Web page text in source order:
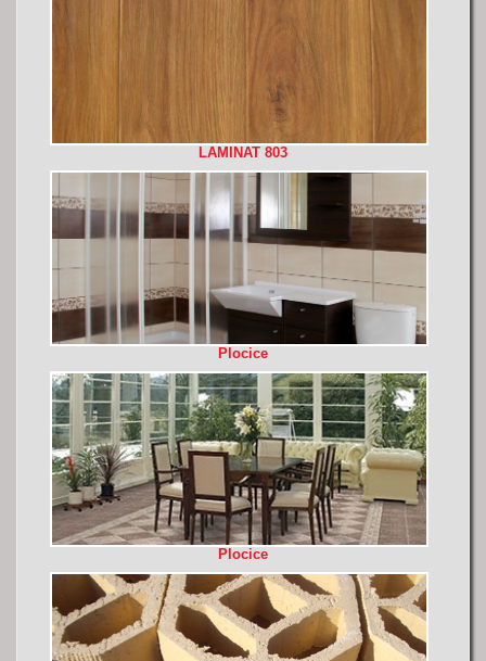
LAMINAT 803
Plocice
Plocice